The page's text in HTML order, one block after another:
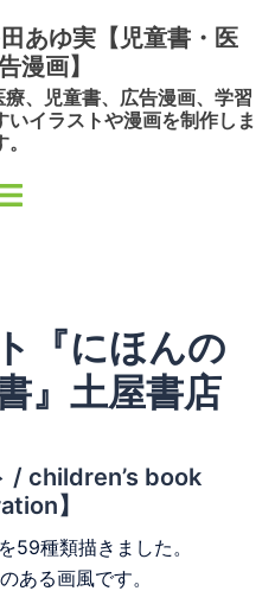
あゆ実【児童書・医
漫画】
、児童書、広告漫画、学習
イラストや漫画を制作しま
ュ
ー
『にほんの
』土屋書店
/ children’s book
】
59種類描きました。
ある画風です。